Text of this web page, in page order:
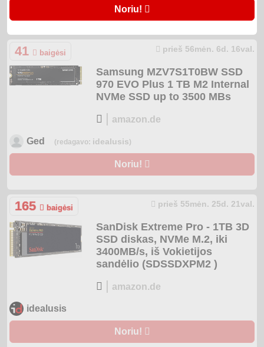
Noriu!
41 baigėsi prieš 56mėn. 6d. 16val.
Samsung MZV7S1T0BW SSD
970 EVO Plus 1 TB M2 Internal
NVMe SSD up to 3500 MBs
| amazon.de
Ged (redagavo: idealusis)
Noriu!
165 baigėsi prieš 55mėn. 25d. 21val.
SanDisk Extreme Pro - 1TB 3D
SSD diskas, NVMe M.2, iki
3400MB/s, iš Vokietijos
sandėlio (SDSSDXPM2 )
| amazon.de
idealusis
Noriu!